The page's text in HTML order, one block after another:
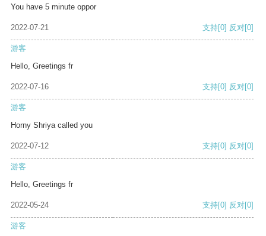
You have 5 minute oppor
2022-07-21 支持[0] 反对[0]
游客
Hello, Greetings fr
2022-07-16 支持[0] 反对[0]
游客
Horny Shriya called you
2022-07-12 支持[0] 反对[0]
游客
Hello, Greetings fr
2022-05-24 支持[0] 反对[0]
游客